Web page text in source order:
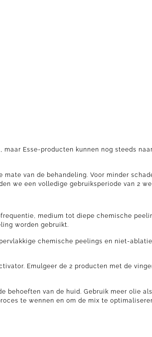
Esse-producten kunnen nog steeds
van de behandeling. Voor minder
we een volledige gebruiksperiode van 2
medium tot diepe chemische
worden gebruikt.
chemische peelings en niet-
Emulgeer de 2 producten met de
van de huid. Gebruik meer olie
te wennen en om de mix te